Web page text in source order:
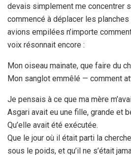
devais simplement me concentrer
commencé à déplacer les
avions empilées n’importe
voix résonnait encore :
Mon oiseau mainate, que faire du
Mon sanglot emmêlé — comment
Je pensais à ce que ma mère
Asgari avait eu une fille, grande et
Qu’elle avait été exécutée.
Que le jour où il était parti la
sous le poids, et qu’il ne s’était